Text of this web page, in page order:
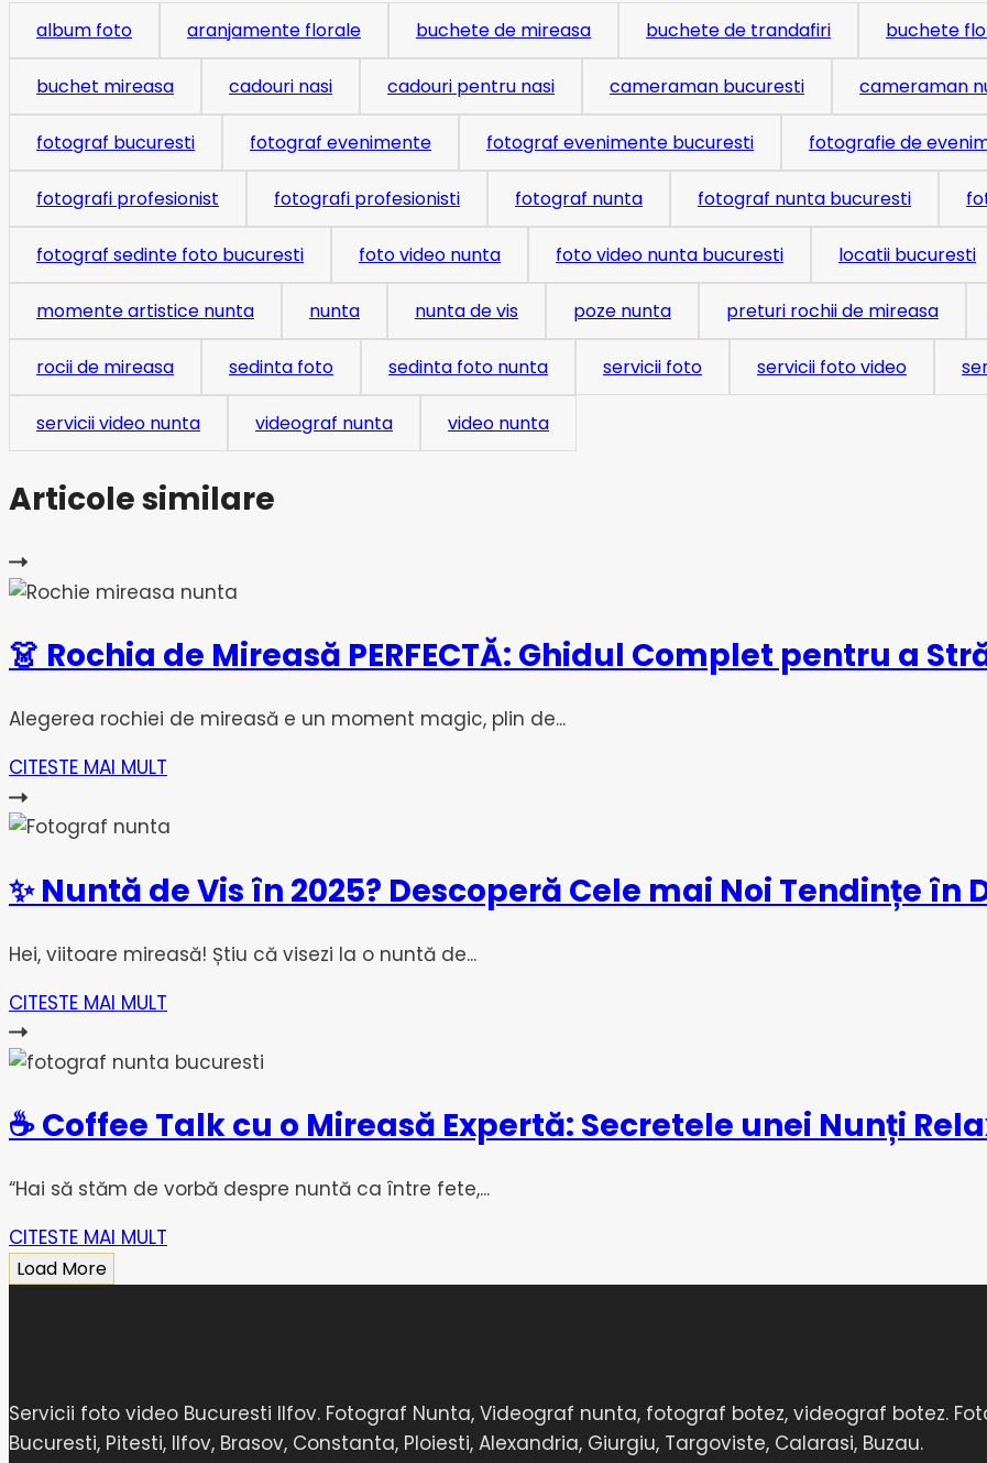
album foto aranjamente florale buchete de mireasa buchete de trandafiri buchete
buchet mireasa cadouri nasi cadouri pentru nasi cameraman bucuresti cameraman
fotograf bucuresti fotograf evenimente fotograf evenimente bucuresti fotografie de
fotografi profesionist fotografi profesionisti fotograf nunta fotograf nunta bucuresti
fotograf sedinte foto bucuresti foto video nunta foto video nunta bucuresti locatii bucuresti
momente artistice nunta nunta nunta de vis poze nunta preturi rochii de mireasa
rocii de mireasa sedinta foto sedinta foto nunta servicii foto servicii foto video
servicii video nunta videograf nunta video nunta
Articole similare
👗 Rochia de Mireasă PERFECTĂ: Ghidul Complet pentru a
Alegerea rochiei de mireasă e un moment magic, plin de...
CITESTE MAI MULT
✨ Nuntă de Vis în 2025? Descoperă Cele mai Noi Tendințe în
Hei, viitoare mireasă! Știu că visezi la o nuntă de...
CITESTE MAI MULT
☕ Coffee Talk cu o Mireasă Expertă: Secretele unei Nunți
“Hai să stăm de vorbă despre nuntă ca între fete,...
CITESTE MAI MULT
Load More
Servicii foto video Bucuresti Ilfov. Fotograf Nunta, Videograf nunta, fotograf botez, videograf botez.
Bucuresti, Pitesti, Ilfov, Brasov, Constanta, Ploiesti, Alexandria, Giurgiu, Targoviste, Calarasi, Buzau.